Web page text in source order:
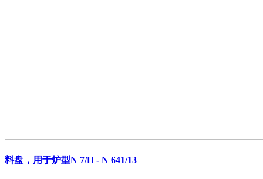
料盘，用于炉型N 7/H - N 641/13